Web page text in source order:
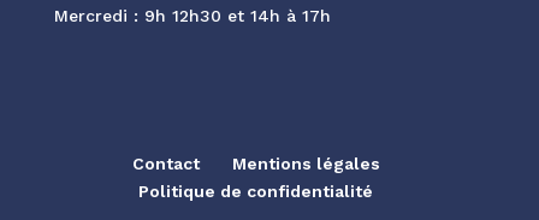
Mercredi : 9h 12h30 et 14h à 17h
Contact
Mentions légales
Politique de confidentialité